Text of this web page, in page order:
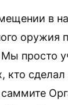
в
просто
кто